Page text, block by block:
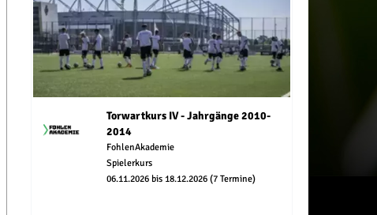
Torwartkurs IV - Jahrgänge 2010-
2014
FohlenAkademie
Spielerkurs
06.11.2026 bis 18.12.2026 (7 Termine)